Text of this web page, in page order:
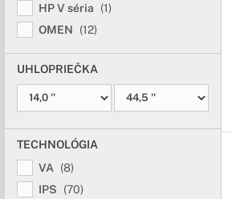
HP V séria
(1)
OMEN
(12)
UHLOPRIEČKA
TECHNOLÓGIA
VA
(8)
IPS
(70)